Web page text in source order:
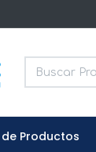
Productos